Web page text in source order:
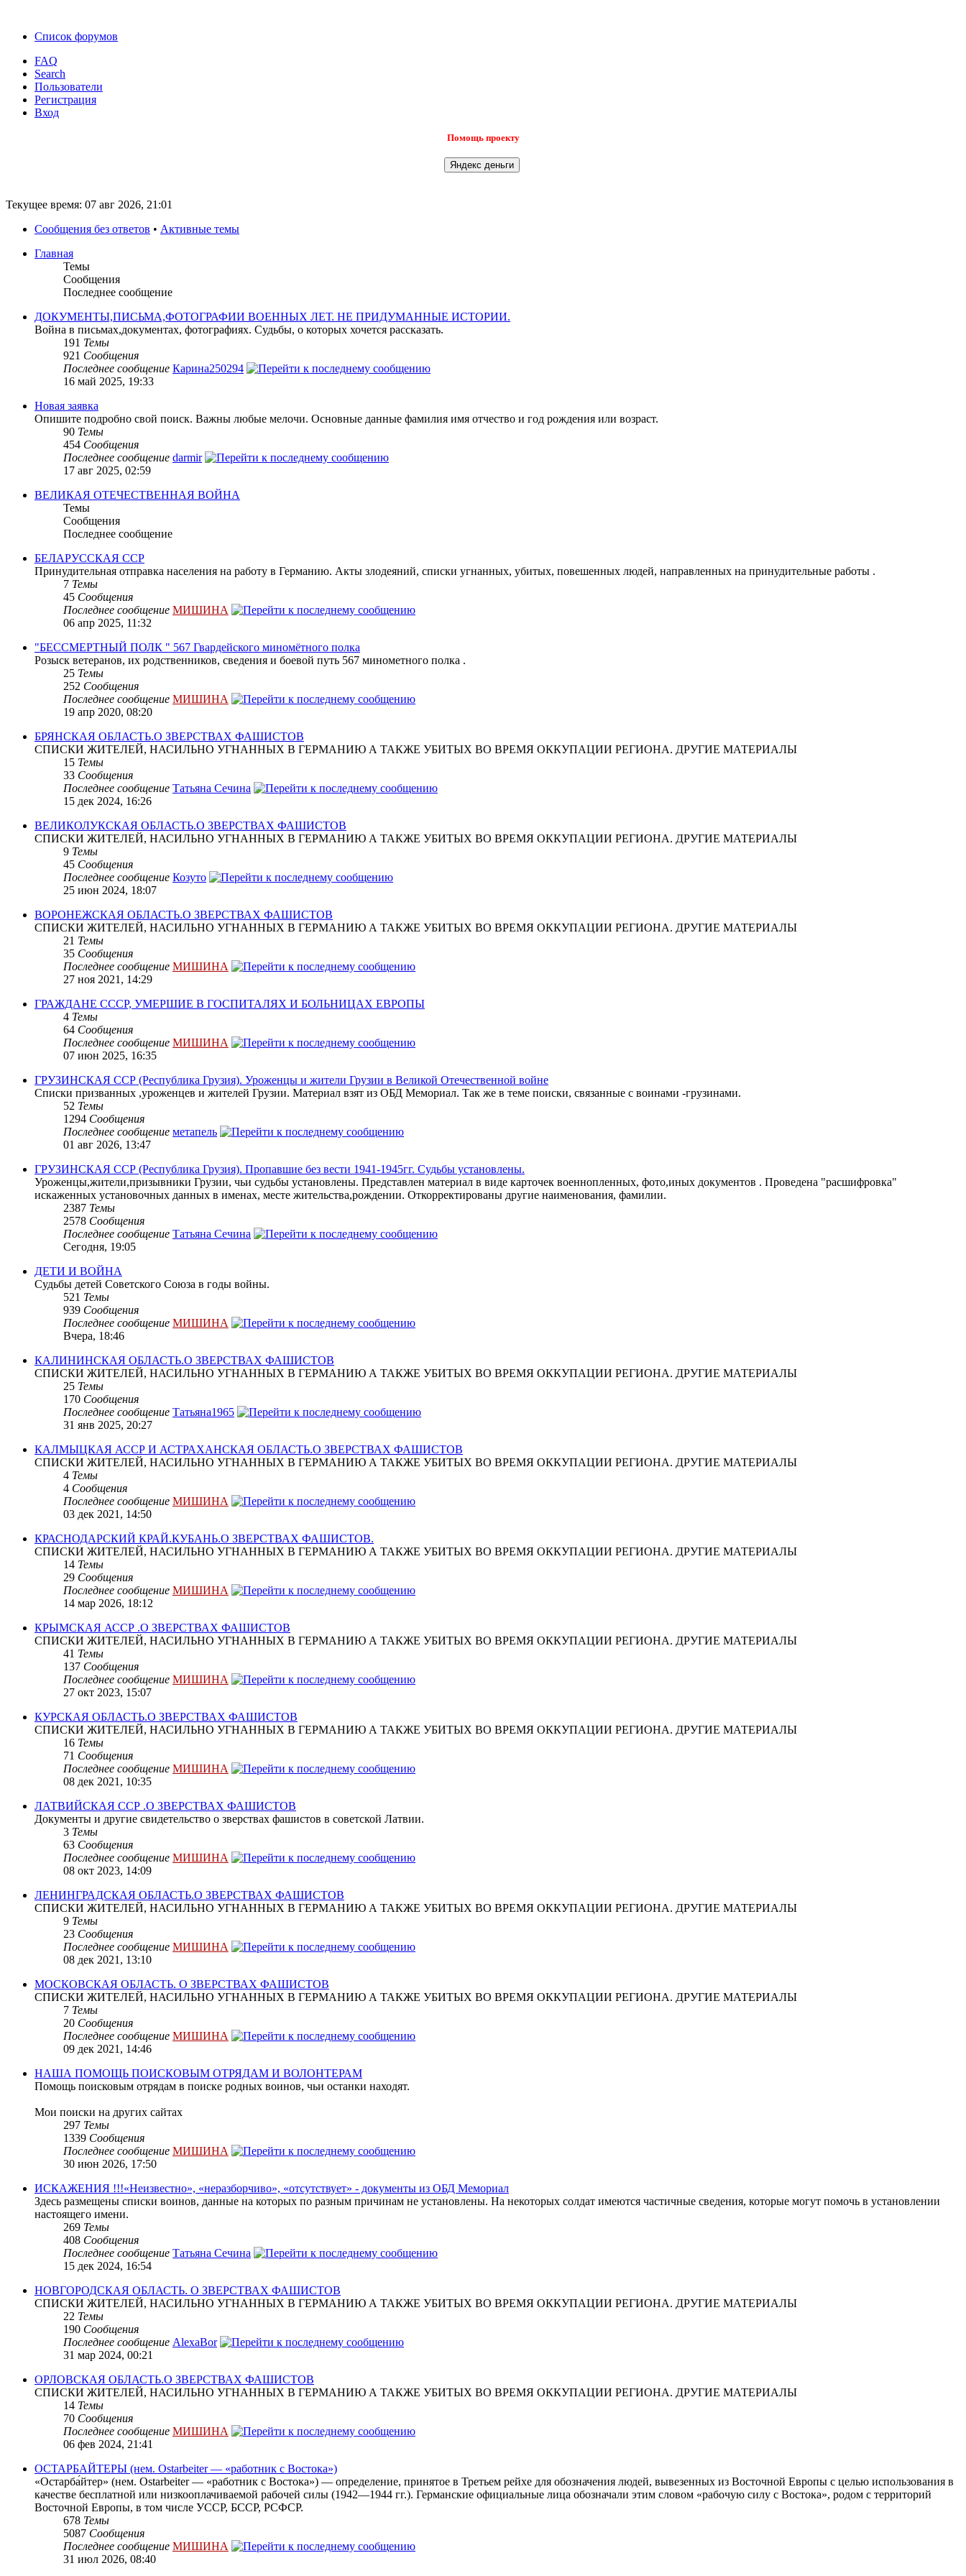
Список форумов
FAQ
Search
Пользователи
Регистрация
Вход
Помощь проекту
Текущее время: 07 авг 2026, 21:01
Сообщения без ответов • Активные темы
Главная
Темы
Сообщения
Последнее сообщение
ДОКУМЕНТЫ,ПИСЬМА,ФОТОГРАФИИ ВОЕННЫХ ЛЕТ. НЕ ПРИДУМАННЫЕ ИСТОРИИ.
Война в письмах,документах, фотографиях. Судьбы, о которых хочется рассказать.
191 Темы
921 Сообщения
Последнее сообщение Карина250294
16 май 2025, 19:33
Новая заявка
Опишите подробно свой поиск. Важны любые мелочи. Основные данные фамилия имя отчество и год рождения или возраст.
90 Темы
454 Сообщения
Последнее сообщение darmir
17 авг 2025, 02:59
ВЕЛИКАЯ ОТЕЧЕСТВЕННАЯ ВОЙНА
Темы
Сообщения
Последнее сообщение
БЕЛАРУССКАЯ ССР
Принудительная отправка населения на работу в Германию. Акты злодеяний, списки угнанных, убитых, повешенных людей, направленных на принудительные работы .
7 Темы
45 Сообщения
Последнее сообщение МИШИНА
06 апр 2025, 11:32
"БЕССМЕРТНЫЙ ПОЛК " 567 Гвардейского миномётного полка
Розыск ветеранов, их родственников, сведения и боевой путь 567 минометного полка .
25 Темы
252 Сообщения
Последнее сообщение МИШИНА
19 апр 2020, 08:20
БРЯНСКАЯ ОБЛАСТЬ.О ЗВЕРСТВАХ ФАШИСТОВ
СПИСКИ ЖИТЕЛЕЙ, НАСИЛЬНО УГНАННЫХ В ГЕРМАНИЮ А ТАКЖЕ УБИТЫХ ВО ВРЕМЯ ОККУПАЦИИ РЕГИОНА. ДРУГИЕ МАТЕРИАЛЫ
15 Темы
33 Сообщения
Последнее сообщение Татьяна Сечина
15 дек 2024, 16:26
ВЕЛИКОЛУКСКАЯ ОБЛАСТЬ.О ЗВЕРСТВАХ ФАШИСТОВ
СПИСКИ ЖИТЕЛЕЙ, НАСИЛЬНО УГНАННЫХ В ГЕРМАНИЮ А ТАКЖЕ УБИТЫХ ВО ВРЕМЯ ОККУПАЦИИ РЕГИОНА. ДРУГИЕ МАТЕРИАЛЫ
9 Темы
45 Сообщения
Последнее сообщение Козуто
25 июн 2024, 18:07
ВОРОНЕЖСКАЯ ОБЛАСТЬ.О ЗВЕРСТВАХ ФАШИСТОВ
СПИСКИ ЖИТЕЛЕЙ, НАСИЛЬНО УГНАННЫХ В ГЕРМАНИЮ А ТАКЖЕ УБИТЫХ ВО ВРЕМЯ ОККУПАЦИИ РЕГИОНА. ДРУГИЕ МАТЕРИАЛЫ
21 Темы
35 Сообщения
Последнее сообщение МИШИНА
27 ноя 2021, 14:29
ГРАЖДАНЕ СССР, УМЕРШИЕ В ГОСПИТАЛЯХ И БОЛЬНИЦАХ ЕВРОПЫ
4 Темы
64 Сообщения
Последнее сообщение МИШИНА
07 июн 2025, 16:35
ГРУЗИНСКАЯ ССР (Республика Грузия). Уроженцы и жители Грузии в Великой Отечественной войне
Списки призванных ,уроженцев и жителей Грузии. Материал взят из ОБД Мемориал. Так же в теме поиски, связанные с воинами -грузинами.
52 Темы
1294 Сообщения
Последнее сообщение метапель
01 авг 2026, 13:47
ГРУЗИНСКАЯ ССР (Республика Грузия). Пропавшие без вести 1941-1945гг. Судьбы установлены.
Уроженцы,жители,призывники Грузии, чьи судьбы установлены. Представлен материал в виде карточек военнопленных, фото,иных документов . Проведена "расшифровка"
искаженных установочных данных в именах, месте жительства,рождении. Откорректированы другие наименования, фамилии.
2387 Темы
2578 Сообщения
Последнее сообщение Татьяна Сечина
Сегодня, 19:05
ДЕТИ И ВОЙНА
Судьбы детей Советского Союза в годы войны.
521 Темы
939 Сообщения
Последнее сообщение МИШИНА
Вчера, 18:46
КАЛИНИНСКАЯ ОБЛАСТЬ.О ЗВЕРСТВАХ ФАШИСТОВ
СПИСКИ ЖИТЕЛЕЙ, НАСИЛЬНО УГНАННЫХ В ГЕРМАНИЮ А ТАКЖЕ УБИТЫХ ВО ВРЕМЯ ОККУПАЦИИ РЕГИОНА. ДРУГИЕ МАТЕРИАЛЫ
25 Темы
170 Сообщения
Последнее сообщение Татьяна1965
31 янв 2025, 20:27
КАЛМЫЦКАЯ АССР И АСТРАХАНСКАЯ ОБЛАСТЬ.О ЗВЕРСТВАХ ФАШИСТОВ
СПИСКИ ЖИТЕЛЕЙ, НАСИЛЬНО УГНАННЫХ В ГЕРМАНИЮ А ТАКЖЕ УБИТЫХ ВО ВРЕМЯ ОККУПАЦИИ РЕГИОНА. ДРУГИЕ МАТЕРИАЛЫ
4 Темы
4 Сообщения
Последнее сообщение МИШИНА
03 дек 2021, 14:50
КРАСНОДАРСКИЙ КРАЙ.КУБАНЬ.О ЗВЕРСТВАХ ФАШИСТОВ.
СПИСКИ ЖИТЕЛЕЙ, НАСИЛЬНО УГНАННЫХ В ГЕРМАНИЮ А ТАКЖЕ УБИТЫХ ВО ВРЕМЯ ОККУПАЦИИ РЕГИОНА. ДРУГИЕ МАТЕРИАЛЫ
14 Темы
29 Сообщения
Последнее сообщение МИШИНА
14 мар 2026, 18:12
КРЫМСКАЯ АССР .О ЗВЕРСТВАХ ФАШИСТОВ
СПИСКИ ЖИТЕЛЕЙ, НАСИЛЬНО УГНАННЫХ В ГЕРМАНИЮ А ТАКЖЕ УБИТЫХ ВО ВРЕМЯ ОККУПАЦИИ РЕГИОНА. ДРУГИЕ МАТЕРИАЛЫ
41 Темы
137 Сообщения
Последнее сообщение МИШИНА
27 окт 2023, 15:07
КУРСКАЯ ОБЛАСТЬ.О ЗВЕРСТВАХ ФАШИСТОВ
СПИСКИ ЖИТЕЛЕЙ, НАСИЛЬНО УГНАННЫХ В ГЕРМАНИЮ А ТАКЖЕ УБИТЫХ ВО ВРЕМЯ ОККУПАЦИИ РЕГИОНА. ДРУГИЕ МАТЕРИАЛЫ
16 Темы
71 Сообщения
Последнее сообщение МИШИНА
08 дек 2021, 10:35
ЛАТВИЙСКАЯ ССР .О ЗВЕРСТВАХ ФАШИСТОВ
Документы и другие свидетельство о зверствах фашистов в советской Латвии.
3 Темы
63 Сообщения
Последнее сообщение МИШИНА
08 окт 2023, 14:09
ЛЕНИНГРАДСКАЯ ОБЛАСТЬ.О ЗВЕРСТВАХ ФАШИСТОВ
СПИСКИ ЖИТЕЛЕЙ, НАСИЛЬНО УГНАННЫХ В ГЕРМАНИЮ А ТАКЖЕ УБИТЫХ ВО ВРЕМЯ ОККУПАЦИИ РЕГИОНА. ДРУГИЕ МАТЕРИАЛЫ
9 Темы
23 Сообщения
Последнее сообщение МИШИНА
08 дек 2021, 13:10
МОСКОВСКАЯ ОБЛАСТЬ. О ЗВЕРСТВАХ ФАШИСТОВ
СПИСКИ ЖИТЕЛЕЙ, НАСИЛЬНО УГНАННЫХ В ГЕРМАНИЮ А ТАКЖЕ УБИТЫХ ВО ВРЕМЯ ОККУПАЦИИ РЕГИОНА. ДРУГИЕ МАТЕРИАЛЫ
7 Темы
20 Сообщения
Последнее сообщение МИШИНА
09 дек 2021, 14:46
НАША ПОМОЩЬ ПОИСКОВЫМ ОТРЯДАМ И ВОЛОНТЕРАМ
Помощь поисковым отрядам в поиске родных воинов, чьи останки находят.
Мои поиски на других сайтах
297 Темы
1339 Сообщения
Последнее сообщение МИШИНА
30 июн 2026, 17:50
ИСКАЖЕНИЯ !!!«Неизвестно», «неразборчиво», «отсутствует» - документы из ОБД Мемориал
Здесь размещены списки воинов, данные на которых по разным причинам не установлены. На некоторых солдат имеются частичные сведения, которые могут помочь в установлении
настоящего имени.
269 Темы
408 Сообщения
Последнее сообщение Татьяна Сечина
15 дек 2024, 16:54
НОВГОРОДСКАЯ ОБЛАСТЬ. О ЗВЕРСТВАХ ФАШИСТОВ
СПИСКИ ЖИТЕЛЕЙ, НАСИЛЬНО УГНАННЫХ В ГЕРМАНИЮ А ТАКЖЕ УБИТЫХ ВО ВРЕМЯ ОККУПАЦИИ РЕГИОНА. ДРУГИЕ МАТЕРИАЛЫ
22 Темы
190 Сообщения
Последнее сообщение AlexaBor
31 мар 2024, 00:21
ОРЛОВСКАЯ ОБЛАСТЬ.О ЗВЕРСТВАХ ФАШИСТОВ
СПИСКИ ЖИТЕЛЕЙ, НАСИЛЬНО УГНАННЫХ В ГЕРМАНИЮ А ТАКЖЕ УБИТЫХ ВО ВРЕМЯ ОККУПАЦИИ РЕГИОНА. ДРУГИЕ МАТЕРИАЛЫ
14 Темы
70 Сообщения
Последнее сообщение МИШИНА
06 фев 2024, 21:41
ОСТАРБАЙТЕРЫ (нем. Ostarbeiter — «работник с Востока»)
«Остарба́йтер» (нем. Ostarbeiter — «работник с Востока») — определение, принятое в Третьем рейхе для обозначения людей, вывезенных из Восточной Европы с целью использования в
качестве бесплатной или низкооплачиваемой рабочей силы (1942—1944 гг.). Германские официальные лица обозначали этим словом «рабочую силу с Востока», родом с территорий
Восточной Европы, в том числе УССР, БССР, РСФСР.
678 Темы
5087 Сообщения
Последнее сообщение МИШИНА
31 июл 2026, 08:40